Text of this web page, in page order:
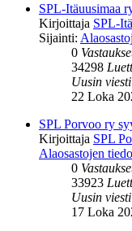
SPL-Itäuusimaa
Kirjoittaja SPL-
Sijainti:
0
34298
Uusin viesti
22 Loka
SPL Porvoo ry
Kirjoittaja SPL
Alaosastojen
0
33923
Uusin viesti
17 Loka